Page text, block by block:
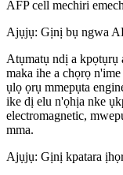
AFP cell mechiri
Ajụjụ: Gịnị bụ ngwa
Atụmatụ ndị a kpọtụrụ
maka ihe a chọrọ
ụlọ ọrụ mmepụta
ike dị elu n'ọhịa nke
electromagnetic,
mma.
Ajụjụ: Gịnị kpatara